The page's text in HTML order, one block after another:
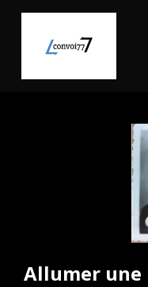
content
Allumer une